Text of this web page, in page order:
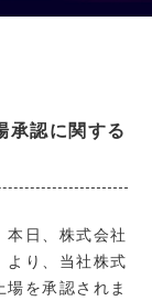
承認に関する
本日、株式会社
より、当社株式
を承認されま